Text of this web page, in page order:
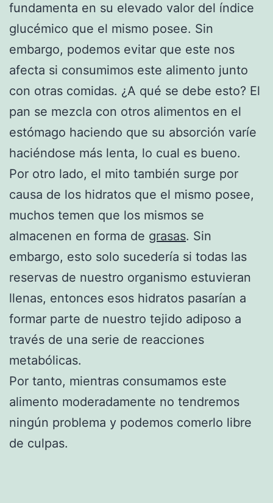
fundamenta en su elevado valor del índice
glucémico que el mismo posee. Sin
embargo, podemos evitar que este nos
afecta si consumimos este alimento junto
con otras comidas. ¿A qué se debe esto? El
pan se mezcla con otros alimentos en el
estómago haciendo que su absorción varíe
haciéndose más lenta, lo cual es bueno.
Por otro lado, el mito también surge por
causa de los hidratos que el mismo posee,
muchos temen que los mismos se
almacenen en forma de grasas. Sin
embargo, esto solo sucedería si todas las
reservas de nuestro organismo estuvieran
llenas, entonces esos hidratos pasarían a
formar parte de nuestro tejido adiposo a
través de una serie de reacciones
metabólicas.
Por tanto, mientras consumamos este
alimento moderadamente no tendremos
ningún problema y podemos comerlo libre
de culpas.